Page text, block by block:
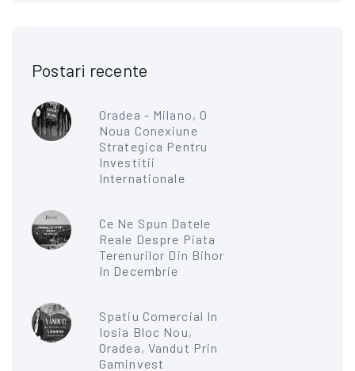
Postari recente
Oradea - Milano, O
Noua Conexiune
Strategica Pentru
Investitii
Internationale
Ce Ne Spun Datele
Reale Despre Piata
Terenurilor Din Bihor
In Decembrie
Spatiu Comercial In
Iosia Bloc Nou,
Oradea, Vandut Prin
Gaminvest